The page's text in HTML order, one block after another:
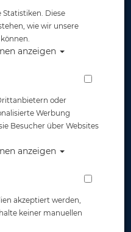
Statistiken. Diese
wie wir unsere
anzeigen
oder
Werbung
Besucher über Websites
anzeigen
akzeptiert werden,
keiner manuellen